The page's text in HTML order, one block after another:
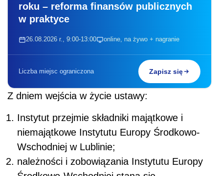
roku – reforma finansów publicznych
w praktyce
26.08.2026 r., 9:00-13:00 online, na żywo + nagranie
Liczba miejsc ograniczona Zapisz się
Z dniem wejścia w życie ustawy:
Instytut przejmie składniki majątkowe i
niemajątkowe Instytutu Europy Środkowo-
Wschodniej w Lublinie;
należności i zobowiązania Instytutu Europy